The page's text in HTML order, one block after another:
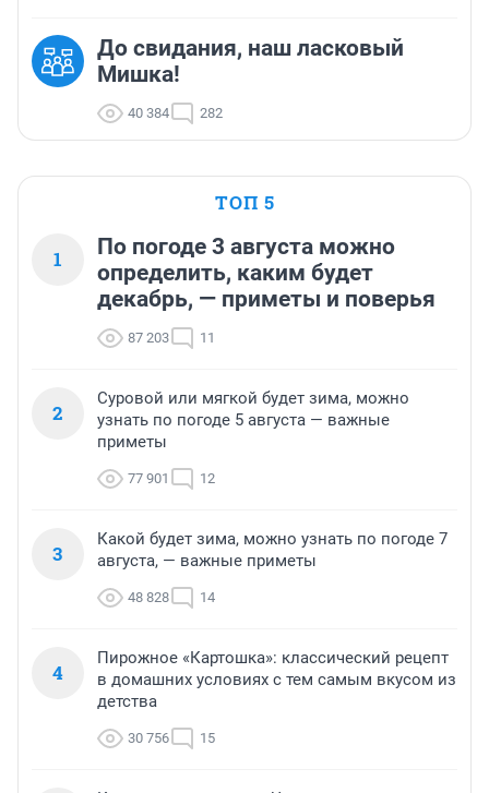
До свидания, наш ласковый
Мишка!
40 384 282
ТОП 5
1
По погоде 3 августа можно
определить, каким будет
декабрь, — приметы и поверья
87 203 11
2
Суровой или мягкой будет зима, можно
узнать по погоде 5 августа — важные
приметы
77 901 12
3
Какой будет зима, можно узнать по погоде 7
августа, — важные приметы
48 828 14
4
Пирожное «Картошка»: классический рецепт
в домашних условиях с тем самым вкусом из
детства
30 756 15